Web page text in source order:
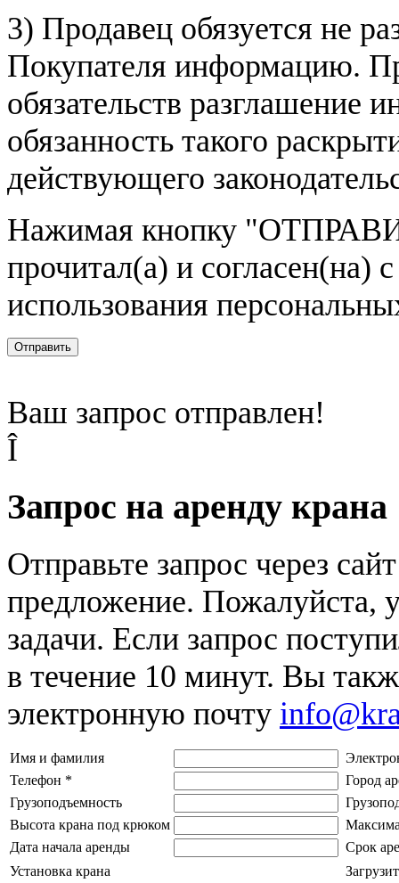
3) Продавец обязуется не
Покупателя информацию.
обязательств разглашение
обязанность такого
действующего
Нажимая кнопку
прочитал(а) и согласен(на)
использования
Отправить
Ваш запрос отправлен!
Î
Запрос на аренду крана
Отправьте запрос через
предложение. Пожалуйста,
задачи. Если запрос
в течение 10 минут. Вы
электронную почту
Имя и фамилия
Телефон *
Город
Грузоподъемность
Высота крана под крюком
Дата начала аренды
Срок
Установка крана